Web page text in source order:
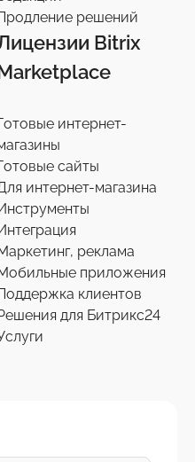
решений
Bitrix
интернет-
сайты
интернет-магазина
реклама
приложения
клиентов
для Битрикс24